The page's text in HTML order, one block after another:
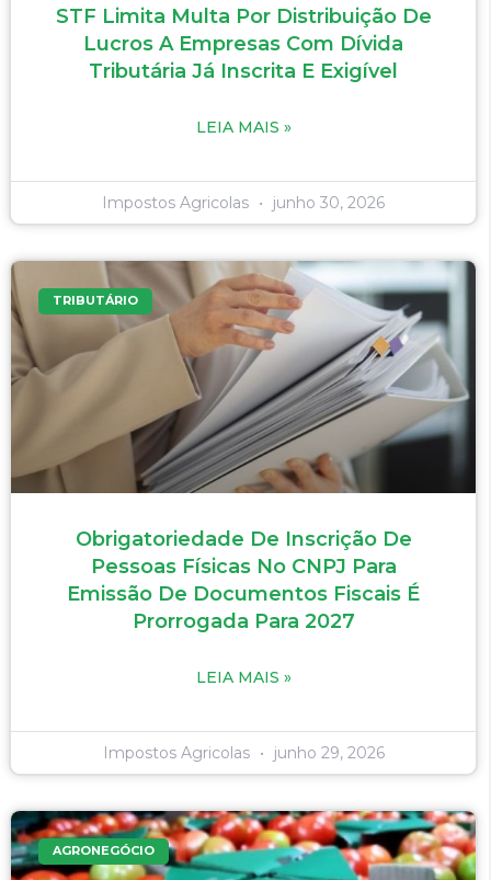
STF Limita Multa Por Distribuição De
Lucros A Empresas Com Dívida
Tributária Já Inscrita E Exigível
LEIA MAIS »
Impostos Agricolas junho 30, 2026
TRIBUTÁRIO
Obrigatoriedade De Inscrição De
Pessoas Físicas No CNPJ Para
Emissão De Documentos Fiscais É
Prorrogada Para 2027
LEIA MAIS »
Impostos Agricolas junho 29, 2026
AGRONEGÓCIO